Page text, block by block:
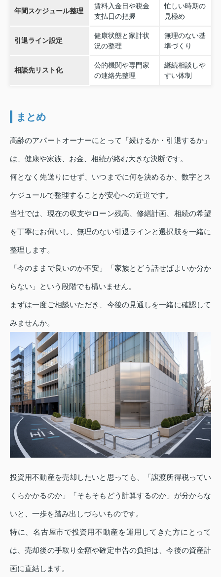
年間スケジュール整理
賃料入金日や税金
支払日の把握
忙しい時期の
見極め
引退ライン設定
健康状態と家計状
況の整理
無理のない基
準づくり
相談先リスト化
公的機関や専門家
の連絡先整理
継続相談しや
すい体制
まとめ
高齢のアパートオーナーにとって「続けるか・引退するか」
は、健康や家族、お金、相続が絡む大きな決断です。
何となく先送りにせず、いつまでに何を決めるか、数字とス
ケジュールで整理することが安心への近道です。
当社では、現在の収支やローン残高、修繕計画、相続の希望
を丁寧にお伺いし、無理のない引退ラインと選択肢を一緒に
整理します。
「今のままで良いのか不安」「家族とどう話せばよいか分か
らない」という段階でも構いません。
まずは一度ご相談いただき、今後の見通しを一緒に確認して
みませんか。
投資用不動産を売却したいと思っても、「譲渡所得税ってい
くらかかるのか」「そもそもどう計算するのか」が分からな
いと、一歩を踏み出しづらいものです。
特に、名古屋市で投資用不動産を運用してきた方にとって
は、売却後の手取り金額や確定申告の負担は、今後の資産計
画に直結します。